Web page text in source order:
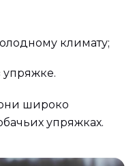
климату;
упряжке.
широко
упряжках.